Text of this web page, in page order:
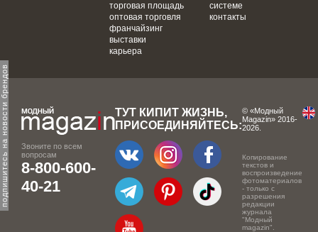
подпишитесь на новости брендов
торговая площадь
оптовая торговля
франчайзинг
выставки
карьера
системе
контакты
Звоните по всем
вопросам
8-800-600-
40-21
ТУТ КИПИТ ЖИЗНЬ,
ПРИСОЕДИНЯЙТЕСЬ:
© «Модный
Magazin» 2016-
2026.
Копирование
текстов и
воспроизведение
фотоматериалов
- только с
разрешения
редакции
журнала
"Модный
magazin".